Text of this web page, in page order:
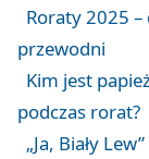
Roraty 2025
przewodni
Kim jest
podczas rorat?
„Ja, Biały